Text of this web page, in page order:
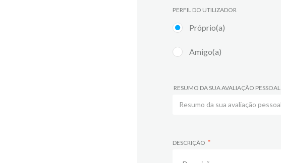
PERFIL DO UTILIZADOR
Próprio(a)
Amigo(a)
RESUMO DA SUA AVALIAÇÃO PESSOAL
DESCRIÇÃO